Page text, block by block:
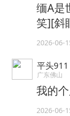
缅A是
笑][斜
2026-06-
平头911
广东佛山
我的
2026-06-